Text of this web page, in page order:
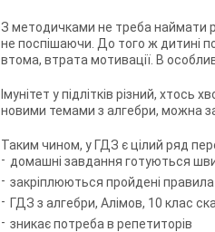
З методичками не треба наймати
не поспішаючи. До того ж дитині
втома, втрата мотивації. В
Імунітет у підлітків різний,
новими темами з алгебри, можна
Таким чином, у ГДЗ є цілий ряд
домашні завдання готуються
закріплюються пройдені правила
ГДЗ з алгебри, Алімов, 10 клас
зникає потреба в репетиторів